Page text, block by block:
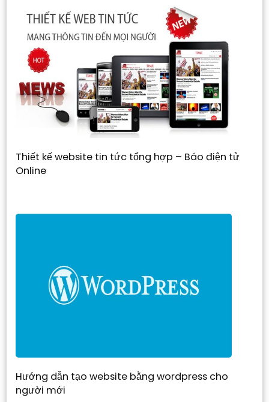
Thiết kế website tin tức tổng hợp – Báo điện tử
Online
Hướng dẫn tạo website bằng wordpress cho
người mới